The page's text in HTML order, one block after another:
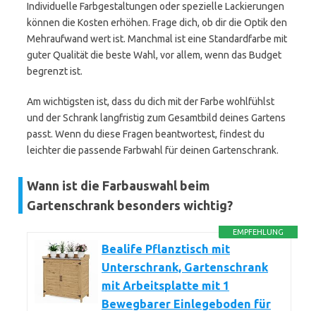
Individuelle Farbgestaltungen oder spezielle Lackierungen
können die Kosten erhöhen. Frage dich, ob dir die Optik den
Mehraufwand wert ist. Manchmal ist eine Standardfarbe mit
guter Qualität die beste Wahl, vor allem, wenn das Budget
begrenzt ist.
Am wichtigsten ist, dass du dich mit der Farbe wohlfühlst
und der Schrank langfristig zum Gesamtbild deines Gartens
passt. Wenn du diese Fragen beantwortest, findest du
leichter die passende Farbwahl für deinen Gartenschrank.
Wann ist die Farbauswahl beim
Gartenschrank besonders wichtig?
EMPFEHLUNG
Bealife Pflanztisch mit
Unterschrank, Gartenschrank
mit Arbeitsplatte mit 1
Bewegbarer Einlegeboden für